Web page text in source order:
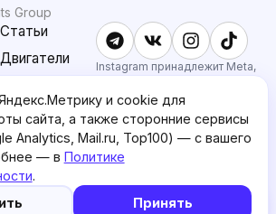
5
Group
Статьи
Двигатели
SkyMoments
Pro
Пользовательское
соглашение
English version
Instagram принадлежит Meta,
признанной экстремистской и
запрещённой в РФ.
и cookie для
сайта, а также сторонние сервисы
Analytics, Mail.ru, Top100) — с вашего
— в Политике
.
Принять